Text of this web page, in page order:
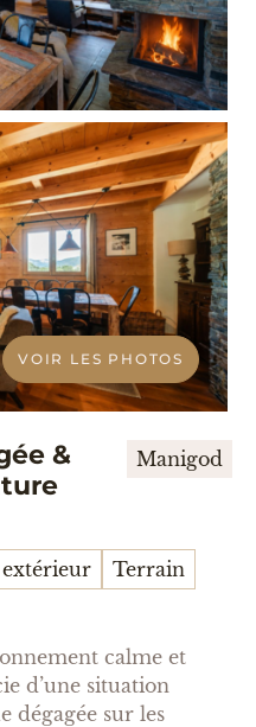
VOIR LES PHOTOS
&
Manigod
extérieur Terrain
calme et
d’une situation
dégagée sur les